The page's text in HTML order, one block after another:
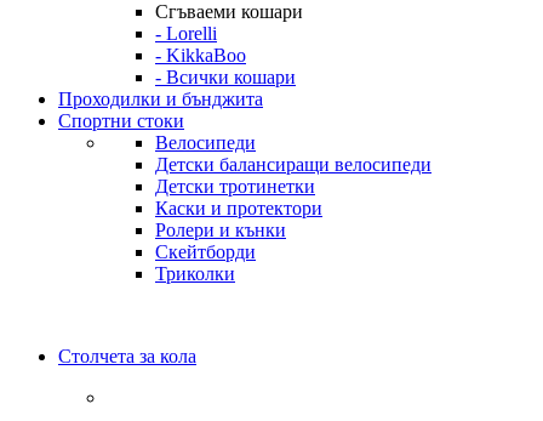
Сгъваеми кошари
- Lorelli
- KikkaBoo
- Всички кошари
Проходилки и бънджита
Спортни стоки
Велосипеди
Детски балансиращи велосипеди
Детски тротинетки
Каски и протектори
Ролери и кънки
Скейтборди
Триколки
Столчета за кола